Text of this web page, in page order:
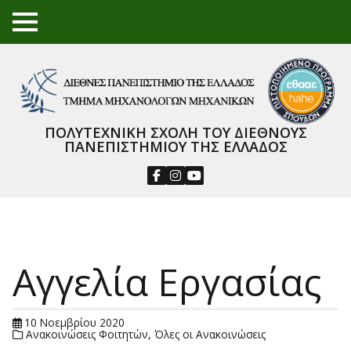
TO
GGL
NU
ΠΟΛΥΤΕΧΝΙΚΗ ΣΧΟΛΗ ΤΟΥ ΔΙΕΘΝΟΥΣ
ΠΑΝΕΠΙΣΤΗΜΙΟΥ ΤΗΣ ΕΛΛΑΔΟΣ
Αγγελία Εργασίας
10 Νοεμβρίου 2020
Ανακοινώσεις Φοιτητών,Όλες οι Ανακοινώσεις